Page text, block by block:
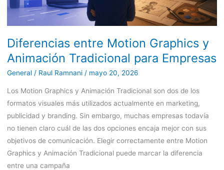
Diferencias entre Motion Graphics y
Animación Tradicional para Empresas
General/ Raul Ramnani / mayo 20, 2026
Los Motion Graphics y Animación Tradicional son dos de los
formatos visuales más utilizados actualmente en marketing,
publicidad y branding. Sin embargo, muchas empresas todavía
no tienen claro cuál de las dos opciones encaja mejor con sus
objetivos de comunicación. Elegir correctamente entre Motion
Graphics y Animación Tradicional puede marcar la diferencia
entre una campaña